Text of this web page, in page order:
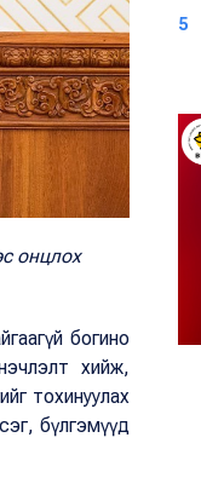
онцлох
богино
хийж,
тохинуулах
бүлгэмүүд
5